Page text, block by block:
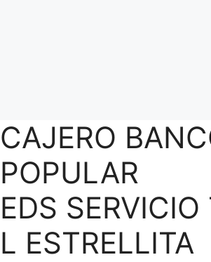
CAJERO
POPULAR
EDS SERVICIO
L ESTRELLITA